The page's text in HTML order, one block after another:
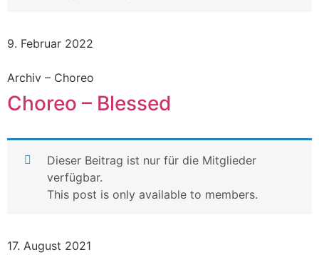
9. Februar 2022
Archiv – Choreo
Choreo – Blessed
Dieser Beitrag ist nur für die Mitglieder
verfügbar.
This post is only available to members.
17. August 2021